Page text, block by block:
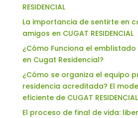
RESIDENCIAL
La importancia de sentirte en
amigos en CUGAT RESIDENCIAL
¿Cómo Funciona el
en Cugat Residencial?
¿Cómo se organiza el equipo
residencia acreditada? El
eficiente de CUGAT RESIDENCIAL
El proceso de final de vida: